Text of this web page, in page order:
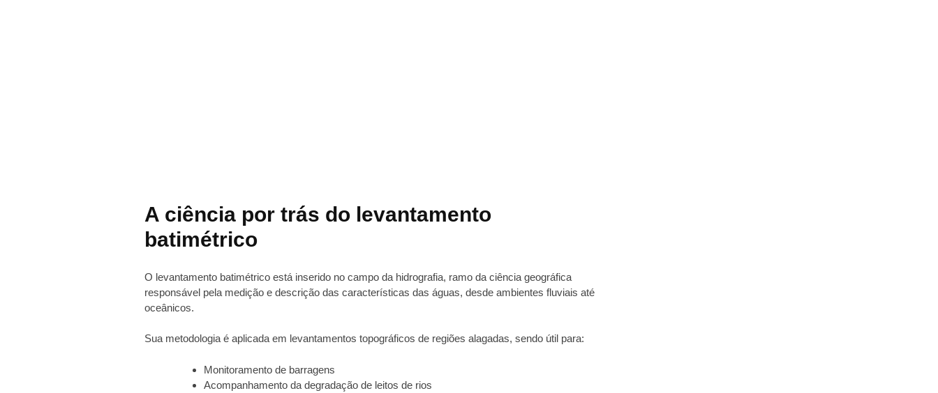
A ciência por trás do levantamento
batimétrico
O levantamento batimétrico está inserido no campo da hidrografia, ramo da ciência geográfica
responsável pela medição e descrição das características das águas, desde ambientes fluviais até
oceânicos.
Sua metodologia é aplicada em levantamentos topográficos de regiões alagadas, sendo útil para:
Monitoramento de barragens
Acompanhamento da degradação de leitos de rios